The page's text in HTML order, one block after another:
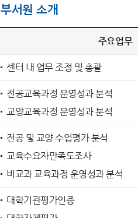
부서원 소개
주요업무
센터 내 업무 조정 및 총괄
전공교육과정 운영성과 분석
교양교육과정 운영성과 분석
전공 및 교양 수업평가 분석
교육수요자만족도조사
비교과 교육과정 운영성과 분석
대학기관평가인증